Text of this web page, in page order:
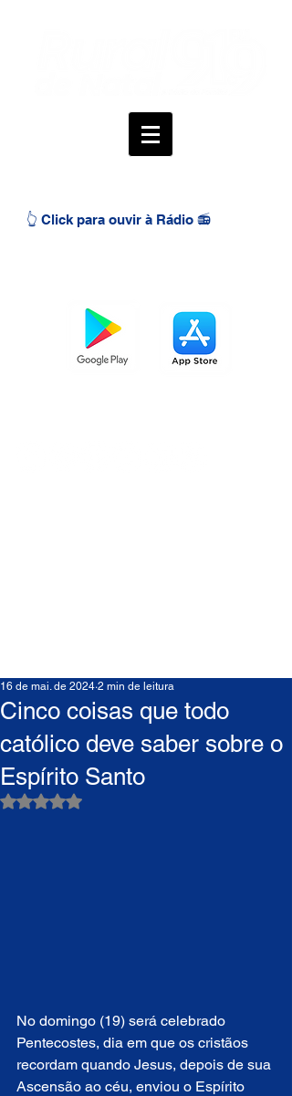
👆 Click para ouvir à Rádio 📻
Cinco coisas que todo
católico deve saber sobre o
Espírito Santo
16 de mai. de 2024 2 min de leitura
Avaliado com NaN de 5 estrelas.
No domingo (19) será celebrado
Pentecostes, dia em que os cristãos
recordam quando Jesus, depois de sua
Ascensão ao céu, enviou o Espírito